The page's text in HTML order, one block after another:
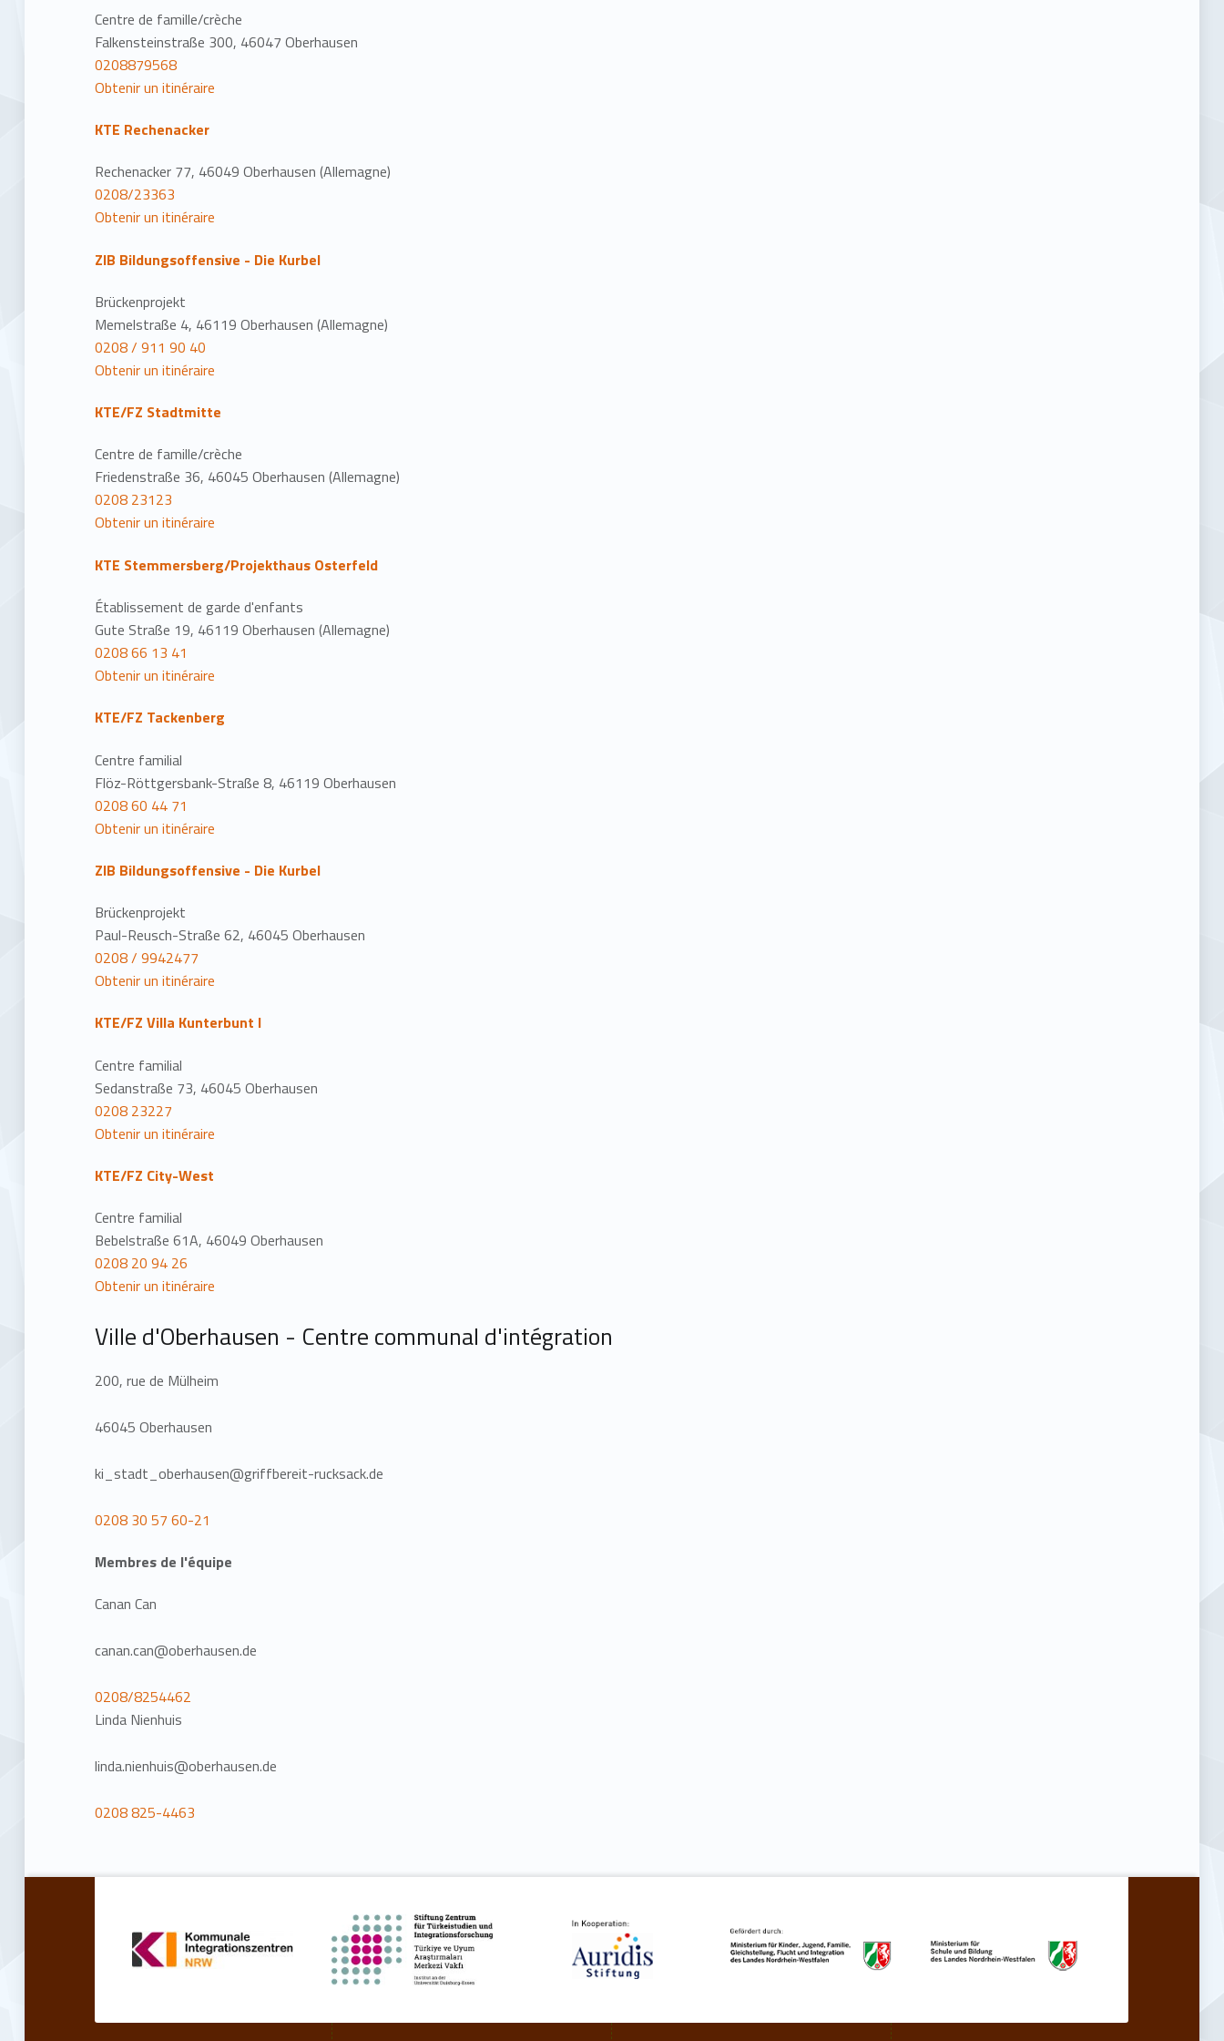
Centre de famille/crèche
Falkensteinstraße 300, 46047 Oberhausen
0208879568
Obtenir un itinéraire
KTE Rechenacker
Rechenacker 77, 46049 Oberhausen (Allemagne)
0208/23363
Obtenir un itinéraire
ZIB Bildungsoffensive - Die Kurbel
Brückenprojekt
Memelstraße 4, 46119 Oberhausen (Allemagne)
0208 / 911 90 40
Obtenir un itinéraire
KTE/FZ Stadtmitte
Centre de famille/crèche
Friedenstraße 36, 46045 Oberhausen (Allemagne)
0208 23123
Obtenir un itinéraire
KTE Stemmersberg/Projekthaus Osterfeld
Établissement de garde d'enfants
Gute Straße 19, 46119 Oberhausen (Allemagne)
0208 66 13 41
Obtenir un itinéraire
KTE/FZ Tackenberg
Centre familial
Flöz-Röttgersbank-Straße 8, 46119 Oberhausen
0208 60 44 71
Obtenir un itinéraire
ZIB Bildungsoffensive - Die Kurbel
Brückenprojekt
Paul-Reusch-Straße 62, 46045 Oberhausen
0208 / 9942477
Obtenir un itinéraire
KTE/FZ Villa Kunterbunt I
Centre familial
Sedanstraße 73, 46045 Oberhausen
0208 23227
Obtenir un itinéraire
KTE/FZ City-West
Centre familial
Bebelstraße 61A, 46049 Oberhausen
0208 20 94 26
Obtenir un itinéraire
Ville d'Oberhausen - Centre communal d'intégration
200, rue de Mülheim
46045 Oberhausen
ki_stadt_oberhausen@griffbereit-rucksack.de
0208 30 57 60-21
Membres de l'équipe
Canan Can
canan.can@oberhausen.de
0208/8254462
Linda Nienhuis
linda.nienhuis@oberhausen.de
0208 825-4463